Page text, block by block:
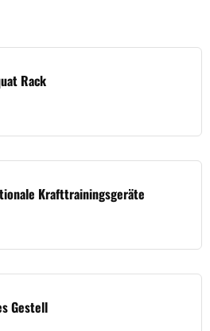
Rack
Krafttrainingsgeräte
Gestell